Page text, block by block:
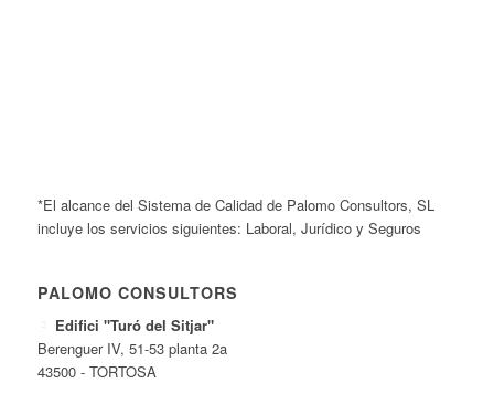
*El alcance del Sistema de Calidad de Palomo Consultors, SL
incluye los servicios siguientes: Laboral, Jurídico y Seguros
PALOMO CONSULTORS
Edifici "Turó del Sitjar"
Berenguer IV, 51-53 planta 2a
43500 - TORTOSA